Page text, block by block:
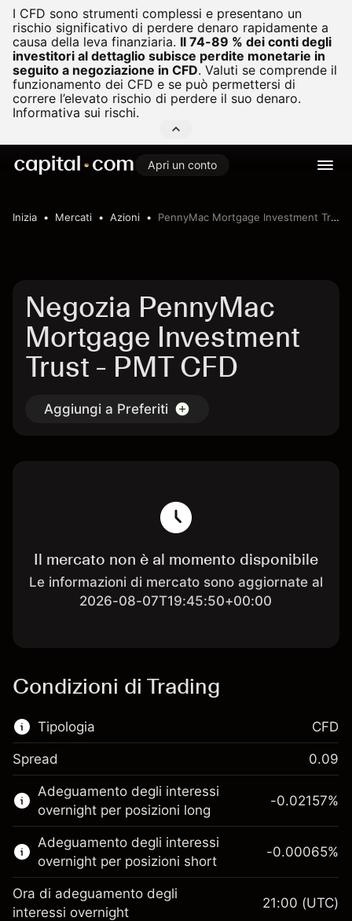
I CFD sono strumenti complessi e presentano un
rischio significativo di perdere denaro rapidamente a
causa della leva finanziaria. Il 74-89 % dei conti degli
investitori al dettaglio subisce perdite monetarie in
seguito a negoziazione in CFD. Valuti se comprende il
funzionamento dei CFD e se può permettersi di
correre l’elevato rischio di perdere il suo denaro.
Informativa sui rischi.
Apri un conto
Inizia Mercati Azioni PennyMac Mortgage Investment Trust
Negozia PennyMac
Mortgage Investment
Trust - PMT CFD
Aggiungi a Preferiti
Il mercato non è al momento disponibile
Le informazioni di mercato sono aggiornate al
2026-08-07T19:45:50+00:00
Condizioni di Trading
Tipologia
Questo mercato finanziario è disponibile per il
trading di CFD.
Scopri di più su:
CFD
CFD
Spread 0.09
Adeguamento degli interessi
overnight per posizioni long
-0.02157%
Adeguamento degli interessi
overnight per posizioni short
-0.00065%
Ora di adeguamento degli
interessi overnight
21:00 (UTC)